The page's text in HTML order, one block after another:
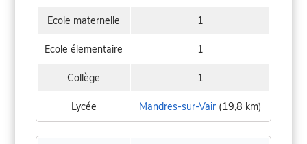
Ecole maternelle 1
Ecole élementaire 1
Collège 1
Lycée Mandres-sur-Vair(19,8 km)